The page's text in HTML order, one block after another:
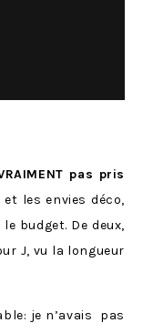
pas pris
et les envies déco,
budget. De deux,
J, vu la longueur
je n’avais pas